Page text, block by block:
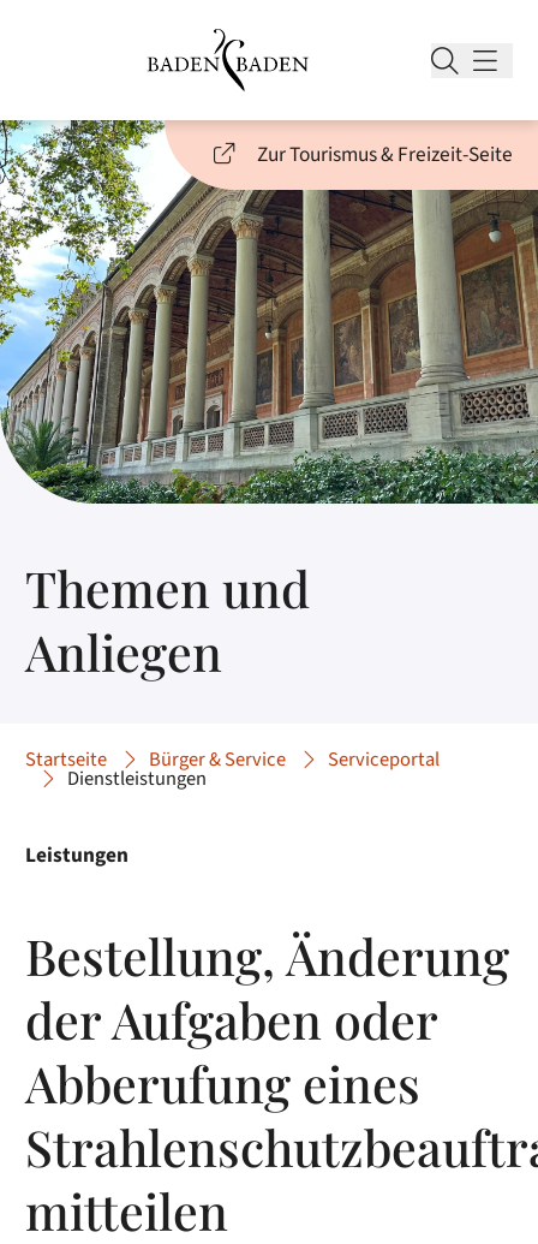
Zur Tourismus & Freizeit-Seite
Themen und
Anliegen
Startseite Bürger & Service Serviceportal
Dienstleistungen
Leistungen
Bestellung, Änderung
der Aufgaben oder
Abberufung eines
mitteilen